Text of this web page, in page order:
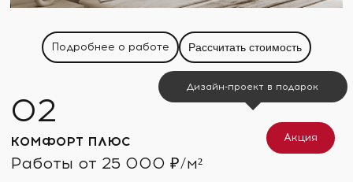
Подробнее о работе Рассчитать стоимость
КОМФОРТ ПЛЮС
Работы от 25 000 ₽/м²
Акция
Дизайн-проект в подарок